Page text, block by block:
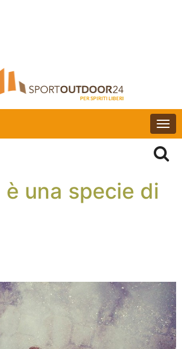
è una specie di